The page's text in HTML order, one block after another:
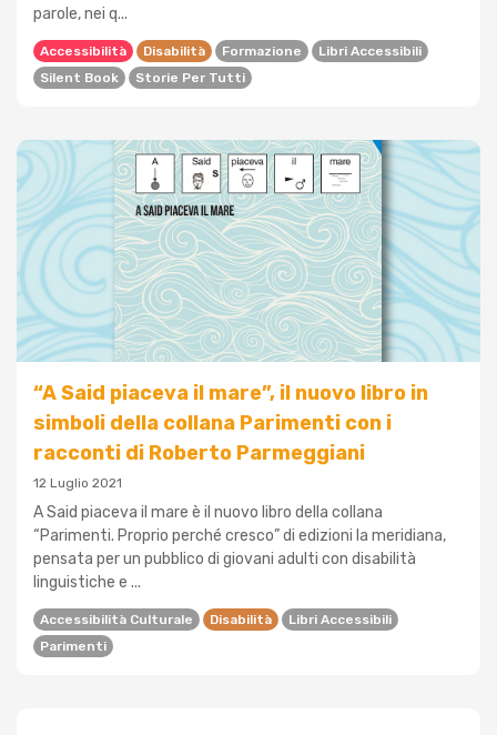
parole, nei q...
Accessibilità Disabilità Formazione
Libri Accessibili
Silent Book
Storie Per Tutti
“A Said piaceva il mare”, il nuovo libro in
simboli della collana Parimenti con i
racconti di Roberto Parmeggiani
12 Luglio 2021
A Said piaceva il mare è il nuovo libro della collana
“Parimenti. Proprio perché cresco” di edizioni la meridiana,
pensata per un pubblico di giovani adulti con disabilità
linguistiche e ...
Accessibilità Culturale Disabilità
Libri Accessibili
Parimenti